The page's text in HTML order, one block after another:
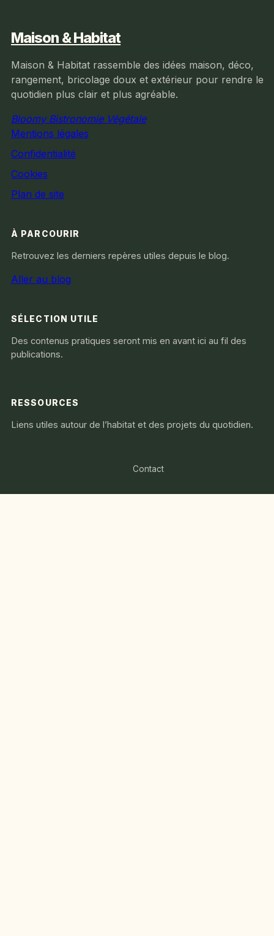
Maison & Habitat
Maison & Habitat rassemble des idées maison, déco,
rangement, bricolage doux et extérieur pour rendre le
quotidien plus clair et plus agréable.
Bloomy Bistronomie Végétale
Mentions légales
Confidentialité
Cookies
Plan de site
À PARCOURIR
Retrouvez les derniers repères utiles depuis le blog.
Aller au blog
SÉLECTION UTILE
Des contenus pratiques seront mis en avant ici au fil des
publications.
RESSOURCES
Liens utiles autour de l’habitat et des projets du quotidien.
Contact